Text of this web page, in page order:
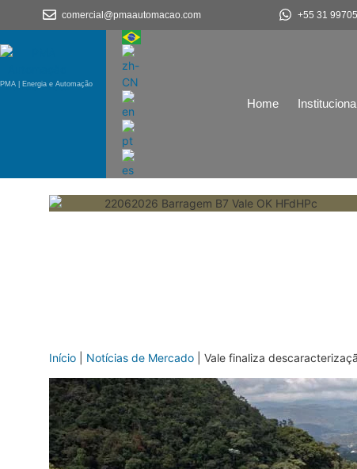
comercial@pmaautomacao.com +55 31
PMA | Energia e Automação
Home
Início Notícias de Mercado Vale finaliza